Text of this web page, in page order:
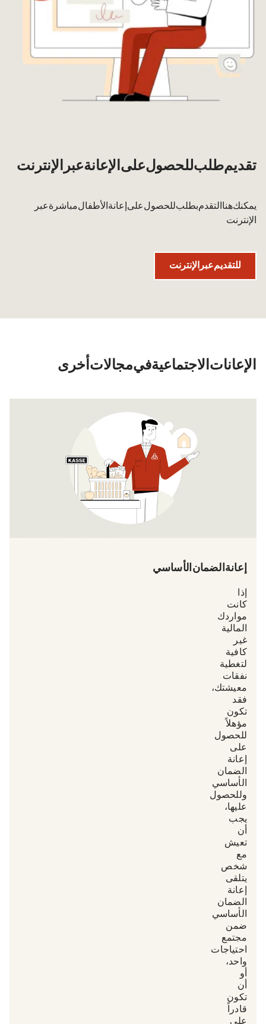
تقديم طلب للحصول على الإعانة عبر الإنترنت
يمكنك هنا التقدم بطلب للحصول على إعانة الأطفال مباشرة عبر
الإنترنت.
للتقديم عبر الإنترنت
الإعانات الاجتماعية في مجالات أخرى
إعانة الضمان الأساسي (Grundsicherungsgeld)
إذا
كانت
مواردك
المالية
غير
كافية
لتغطية
نفقات
معيشتك،
فقد
تكون
مؤهلاً
للحصول
على
إعانة
الضمان
الأساسي.
وللحصول
عليها،
يجب
أن
تعيش
مع
شخص
يتلقى
إعانة
الضمان
الأساسي
ضمن
«مجتمع
احتياجات»
واحد،
أو
أن
تكون
قادراً
على